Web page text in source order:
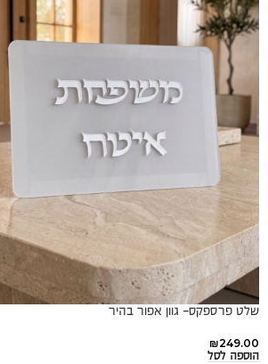
שלט פרספקס- גוון אפור בהיר
₪249.00
הוספה לסל